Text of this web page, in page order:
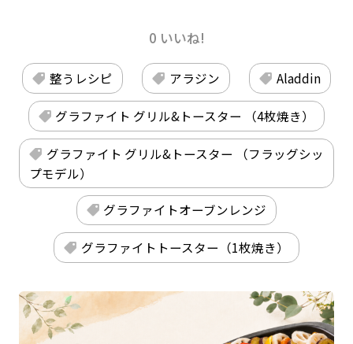
0 いいね!
整うレシピ アラジン Aladdin
グラファイト グリル&トースター （4枚焼き）
グラファイト グリル&トースター （フラッグシッ
プモデル）
グラファイトオーブンレンジ
グラファイトトースター（1枚焼き）